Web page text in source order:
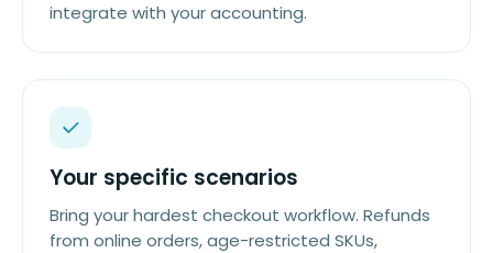
integrate with your accounting.
Your specific scenarios
Bring your hardest checkout workflow. Refunds
from online orders, age-restricted SKUs,